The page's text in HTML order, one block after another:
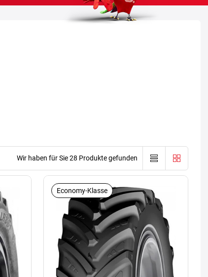
Wir haben für Sie 28 Produkte gefunden
Economy-Klasse